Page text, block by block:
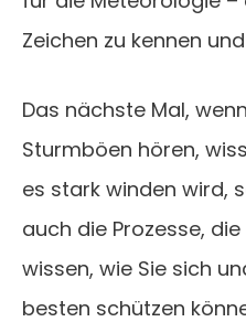
Zeichen zu kennen
Das nächste Mal,
Sturmböen hören,
es stark winden wird,
auch die Prozesse,
wissen, wie Sie sich
besten schützen